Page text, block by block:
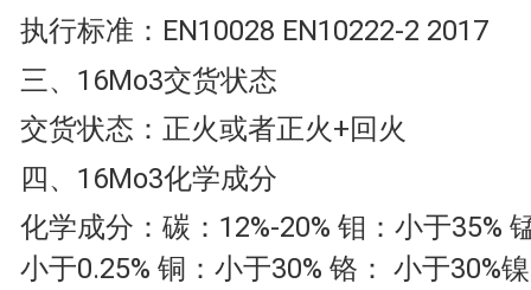
执行标准：EN10028 EN10222-2 2017
三、16Mo3交货状态
交货状态：正火或者正火+回火
四、16Mo3化学成分
化学成分：碳：12%-20% 钼：小于35%
小于0.25% 铜：小于30% 铬： 小于30%